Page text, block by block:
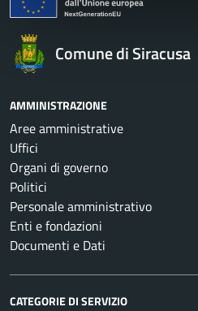
Comune di Siracusa
AMMINISTRAZIONE
Aree amministrative
Uffici
Organi di governo
Politici
Personale amministrativo
Enti e fondazioni
Documenti e Dati
CATEGORIE DI SERVIZIO